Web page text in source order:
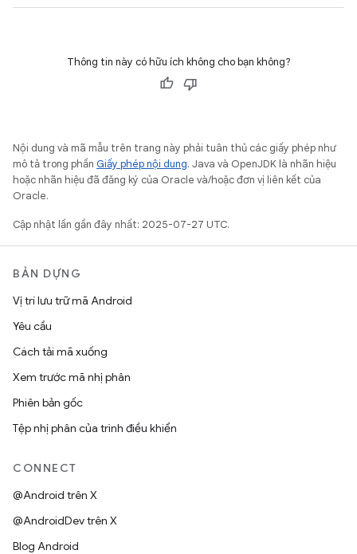
Thông tin này có hữu ích không cho bạn không?
Nội dung và mã mẫu trên trang này phải tuân thủ các giấy phép như
mô tả trong phần Giấy phép nội dung. Java và OpenJDK là nhãn hiệu
hoặc nhãn hiệu đã đăng ký của Oracle và/hoặc đơn vị liên kết của
Oracle.
Cập nhật lần gần đây nhất: 2025-07-27 UTC.
BẢN DỰNG
Vị trí lưu trữ mã Android
Yêu cầu
Cách tải mã xuống
Xem trước mã nhị phân
Phiên bản gốc
Tệp nhị phân của trình điều khiển
CONNECT
@Android trên X
@AndroidDev trên X
Blog Android